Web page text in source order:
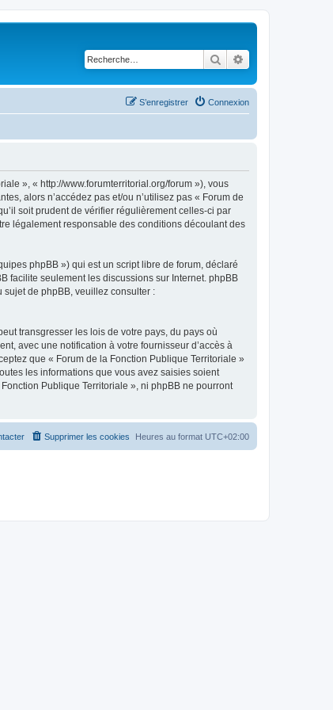
Rechercher
Connexion
S’enregistrer
», « http://www.forumterritorial.org/forum »), vous
alors n’accédez pas et/ou n’utilisez pas « Forum de
soit prudent de vérifier régulièrement celles-ci par
légalement responsable des conditions découlant des
phpBB ») qui est un script libre de forum, déclaré
facilite seulement les discussions sur Internet. phpBB
sujet de phpBB, veuillez consulter :
transgresser les lois de votre pays, du pays où
avec une notification à votre fournisseur d’accès à
que « Forum de la Fonction Publique Territoriale »
les informations que vous avez saisies soient
Publique Territoriale », ni phpBB ne pourront
Heures au format UTC+02:00
Supprimer les cookies